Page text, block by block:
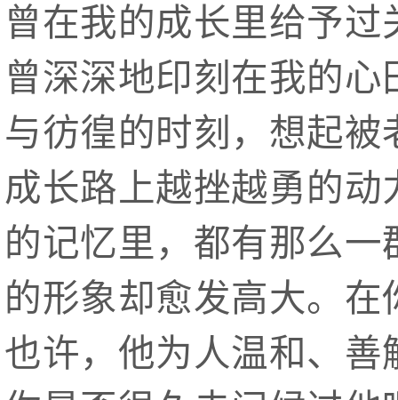
曾在我的成长里给予
曾深深地印刻在我的
与彷徨的时刻，想起
成长路上越挫越勇的
的记忆里，都有那么
的形象却愈发高大。
也许，他为人温和、